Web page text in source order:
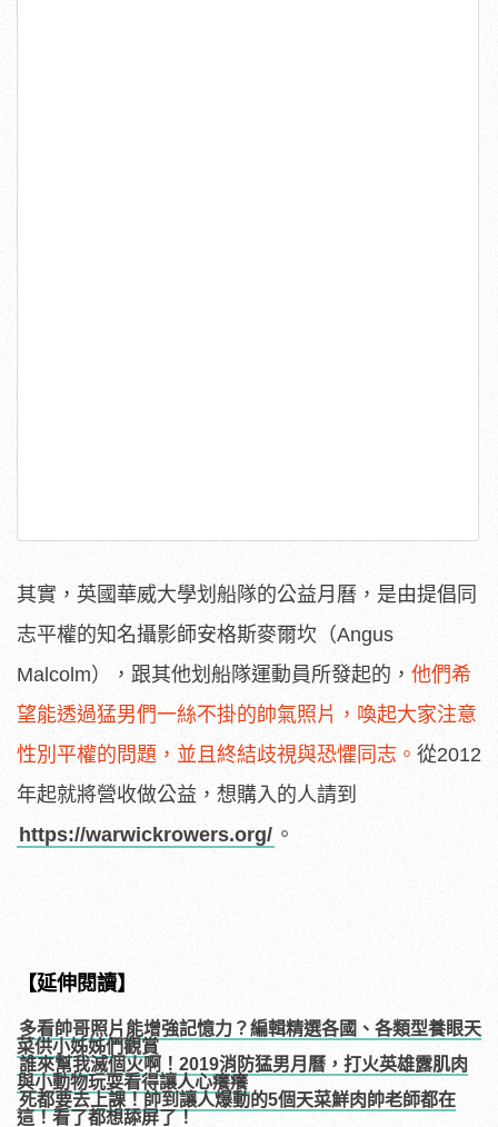
其實，英國華威大學划船隊的公益月曆，是由提倡同
志平權的知名攝影師安格斯麥爾坎（Angus
Malcolm），跟其他划船隊運動員所發起的， 他們希
望能透過猛男們一絲不掛的帥氣照片，喚起大家注意
性別平權的問題，並且終結歧視與恐懼同志。 從2012
年起就將營收做公益，想購入的人請到
https://warwickrowers.org/ 。
【延伸閱讀】
多看帥哥照片能增強記憶力？編輯精選各國、各類型養眼天
菜供小姊姊們觀賞
誰來幫我滅個火啊！2019消防猛男月曆，打火英雄露肌肉
與小動物玩耍看得讓人心癢癢
死都要去上課！帥到讓人爆動的5個天菜鮮肉帥老師都在
這！看了都想舔屏了！